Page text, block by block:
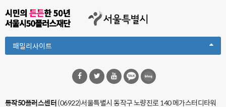
패밀리사이트Toggle
Dropdown
동작50플러스센터(06922)서울특별시 동작구 노량진로 140 메가스터디타워